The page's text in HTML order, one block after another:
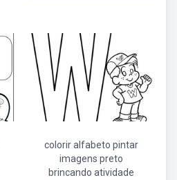
colorir alfabeto pintar
imagens preto
brincando atividade